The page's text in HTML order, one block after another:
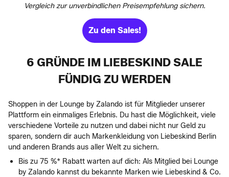
Vergleich zur unverbindlichen Preisempfehlung sichern.
Zu den Sales!
6 GRÜNDE IM LIEBESKIND SALE
FÜNDIG ZU WERDEN
Shoppen in der Lounge by Zalando ist für Mitglieder unserer
Plattform ein einmaliges Erlebnis. Du hast die Möglichkeit, viele
verschiedene Vorteile zu nutzen und dabei nicht nur Geld zu
sparen, sondern dir auch Markenkleidung von Liebeskind Berlin
und anderen Brands aus aller Welt zu sichern.
Bis zu 75 %* Rabatt warten auf dich: Als Mitglied bei Lounge
by Zalando kannst du bekannte Marken wie Liebeskind & Co.